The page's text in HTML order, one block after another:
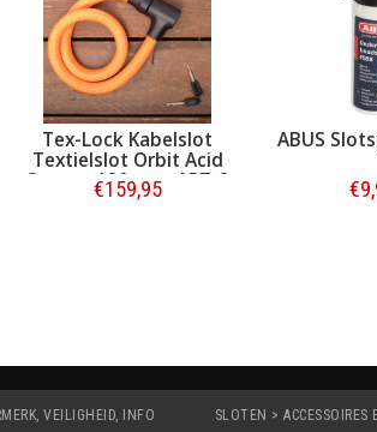
Tex-Lock Kabelslot
Textielslot Orbit Acid
Orange 120 cm - ART-2
€159,95
ABUS
VEILIGHEID, INFO SLOTEN > ACCESSOIRES